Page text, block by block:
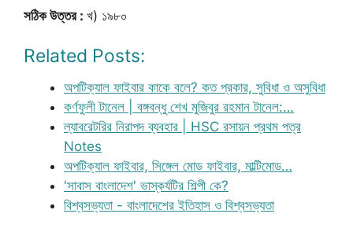
সঠিক উত্তর : খ) ১৯৮০
Related Posts:
অপটিক্যাল ফাইবার কাকে বলে? কত প্রকার, সুবিধা ও অসুবিধা
কর্ণফুলী টানেল | বঙ্গবন্ধু শেখ মুজিবুর রহমান টানেল:…
ল্যাবরেটরির নিরাপদ ব্যবহার | HSC রসায়ন প্রথম পত্র
Notes
অপটিক্যাল ফাইবার, সিঙ্গেল মোড ফাইবার, মাল্টিমোড…
'সাবাস বাংলাদেশ' ভাস্কর্যটির শিল্পী কে?
বিশ্বসভ্যতা - বাংলাদেশের ইতিহাস ও বিশ্বসভ্যতা